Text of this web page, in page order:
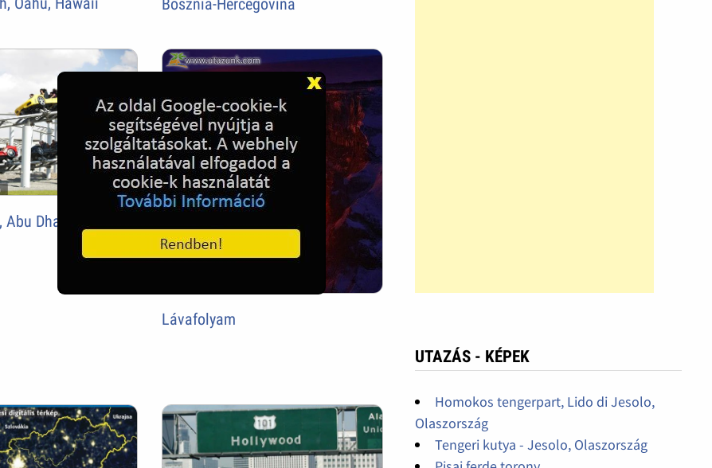
Dhabi
Lávafolyam
UTAZÁS - KÉPEK
Homokos tengerpart, Lido di Jesolo,
Olaszország
Tengeri kutya - Jesolo, Olaszország